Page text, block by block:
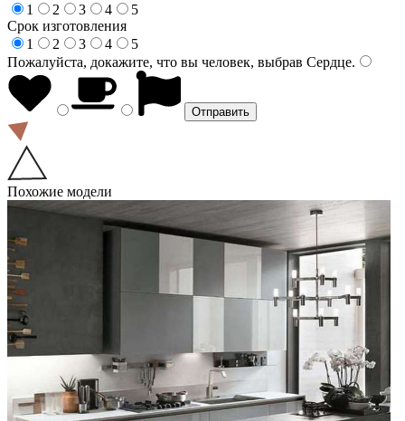
1
2 3 4
5
Срок изготовления
1
2 3 4
5
Пожалуйста, докажите, что вы человек, выбрав Сердце.
Похожие модели